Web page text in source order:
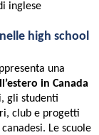
inglese
high school
una
in Canada
gli studenti
club e progetti
Le scuole